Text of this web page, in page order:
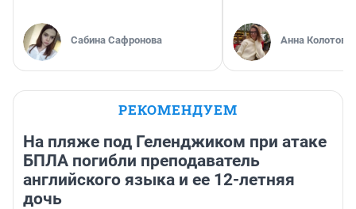
Сабина Сафронова Анна Колотова
РЕКОМЕНДУЕМ
На пляже под Геленджиком при атаке
БПЛА погибли преподаватель
английского языка и ее 12-летняя
дочь